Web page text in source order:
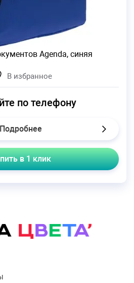
Agenda, синяя
В избранное
по телефону
Подробнее
в 1 клик